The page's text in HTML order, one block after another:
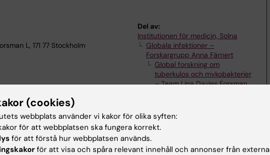
L, 171 77 Stockholm
Del av:
Institutionen för medicin, Solna
Globala infektioner –
Forskargrupp Anna Färnert
Global forskning om
tuberkulos och mykobakterier
– Team Lina Davies Forsman
(cookies)
webbplats använder vi kakor för olika syften:
för att webbplatsen ska fungera korrekt.
för att förstå hur webbplatsen används.
för att visa och spåra relevant innehåll och annonser från externa